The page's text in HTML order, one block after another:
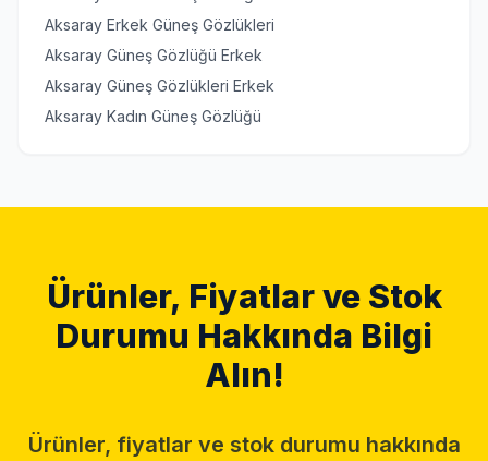
Aksaray Erkek Güneş Gözlükleri
Aksaray Güneş Gözlüğü Erkek
Aksaray Güneş Gözlükleri Erkek
Aksaray Kadın Güneş Gözlüğü
Ürünler, Fiyatlar ve Stok
Durumu Hakkında Bilgi
Alın!
Ürünler, fiyatlar ve stok durumu hakkında